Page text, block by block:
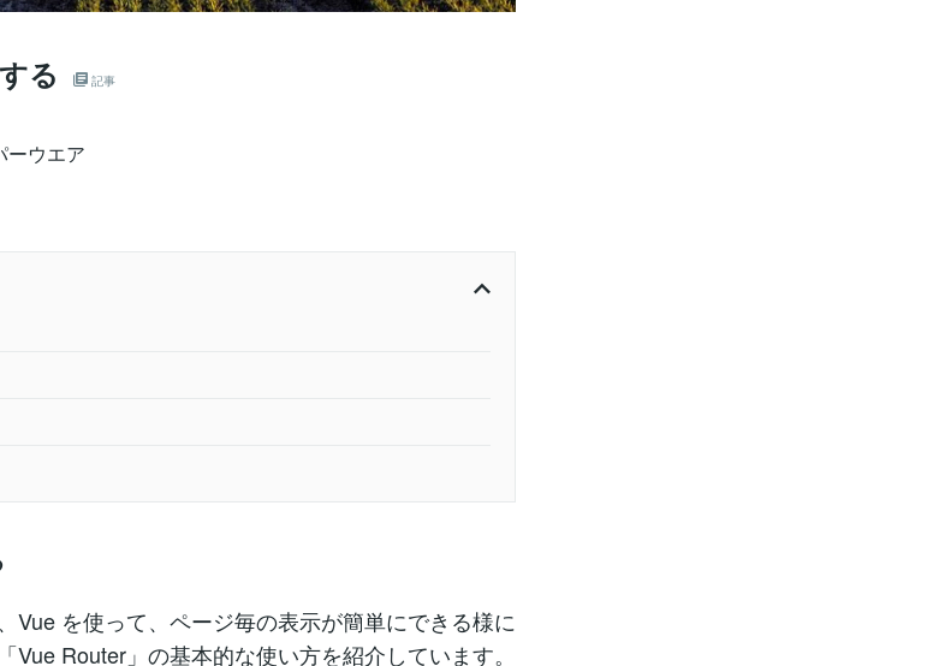
る 記事
ーウエア
Vue を使って、ページ毎の表示が簡単にできる様に
Vue Router」の基本的な使い方を紹介しています。